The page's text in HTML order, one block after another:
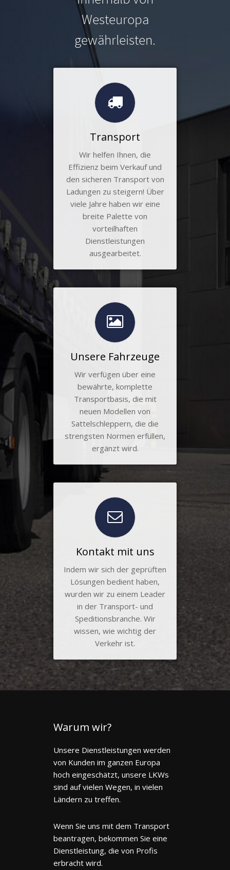
Westeuropa
gewährleisten.
Transport
Wir helfen Ihnen, die
Effizienz beim Verkauf und
den sicheren Transport von
Ladungen zu steigern! Über
viele Jahre haben wir eine
breite Palette von
vorteilhaften
Dienstleistungen
ausgearbeitet.
Unsere Fahrzeuge
Wir verfügen über eine
bewährte, komplette
Transportbasis, die mit
neuen Modellen von
Sattelschleppern, die die
strengsten Normen erfüllen,
ergänzt wird.
Kontakt mit uns
Indem wir sich der geprüften
Lösungen bedient haben,
wurden wir zu einem Leader
in der Transport- und
Speditionsbranche. Wir
wissen, wie wichtig der
Verkehr ist.
Warum wir?
Unsere Dienstleistungen werden
von Kunden im ganzen Europa
hoch eingeschätzt, unsere LKWs
sind auf vielen Wegen, in vielen
Ländern zu treffen.
Wenn Sie uns mit dem Transport
beantragen, bekommen Sie eine
Dienstleistung, die von Profis
erbracht wird.